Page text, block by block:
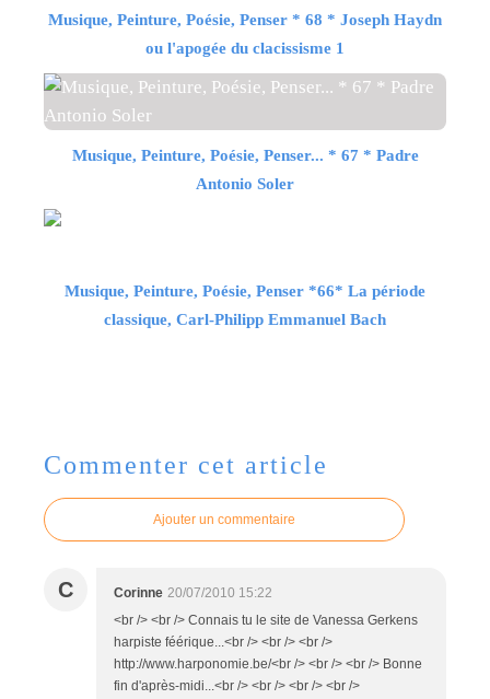
Musique, Peinture, Poésie, Penser * 68 * Joseph Haydn
ou l'apogée du clacissisme 1
Musique, Peinture, Poésie, Penser... * 67 * Padre
Antonio Soler
Musique, Peinture, Poésie, Penser *66* La période
classique, Carl-Philipp Emmanuel Bach
Commenter cet article
Ajouter un commentaire
C Corinne 20/07/2010 15:22
<br /> <br /> Connais tu le site de Vanessa Gerkens
harpiste féérique...<br /> <br /> <br />
http://www.harponomie.be/<br /> <br /> <br /> Bonne
fin d'après-midi...<br /> <br /> <br /> <br />